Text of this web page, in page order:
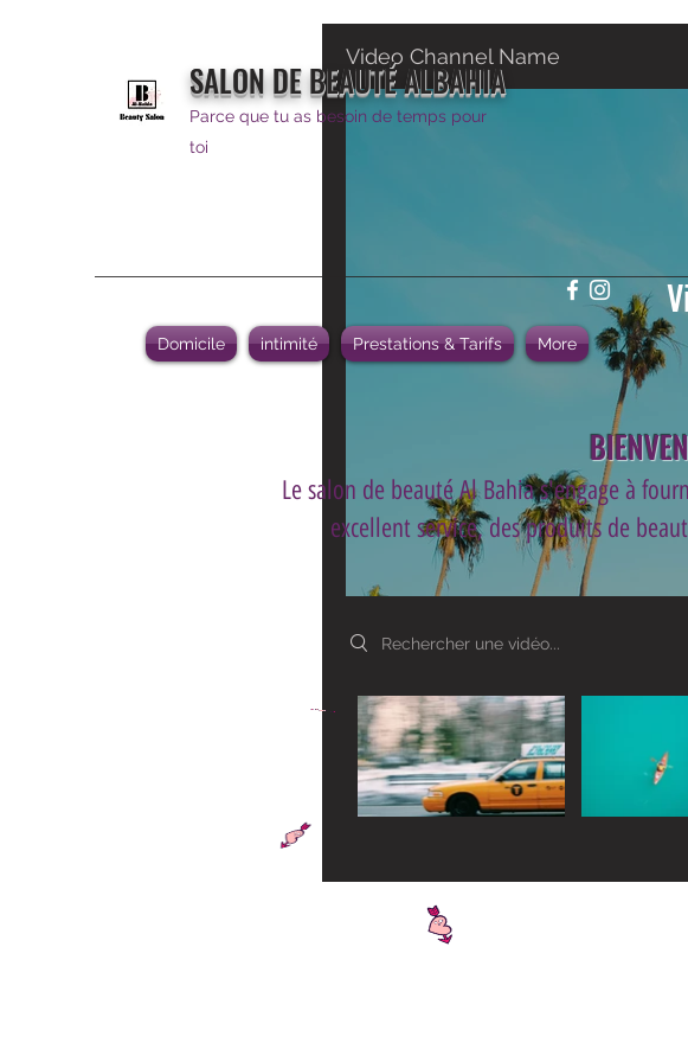
SALON DE BEAUTÉ ALBAHIA
Parce que tu as besoin de temps pour
toi
Domicile intimité Prestations & Tarifs More
Le salon de beauté Al Bahia s'engage à
excellent service, des produits de
Video Channel Name
Search videos